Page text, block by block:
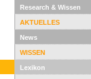
Research & Wissen
AKTUELLES
News
WISSEN
Lexikon